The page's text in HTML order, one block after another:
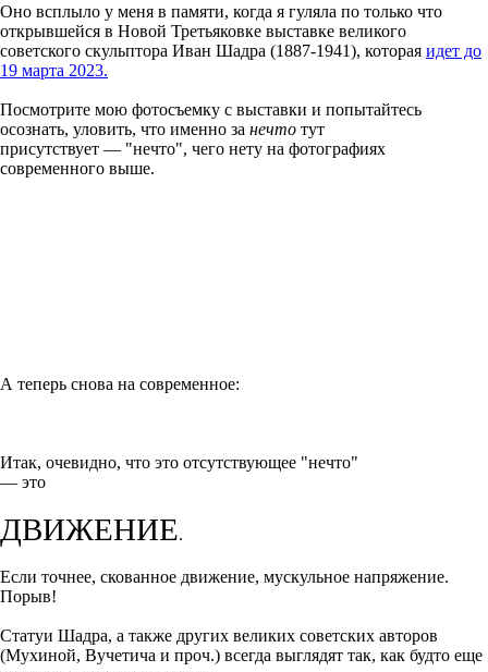
Оно всплыло у меня в памяти, когда я гуляла по только что
открывшейся в Новой Третьяковке выставке великого
советского скульптора Иван Шадра (1887-1941), которая идет до
19 марта 2023.
Посмотрите мою фотосъемку с выставки и попытайтесь
осознать, уловить, что именно за нечто тут
присутствует — "нечто", чего нету на фотографиях
современного выше.
А теперь снова на современное:
Итак, очевидно, что это отсутствующее "нечто"
— это
ДВИЖЕНИЕ.
Если точнее, скованное движение, мускульное напряжение.
Порыв!
Статуи Шадра, а также других великих советских авторов
(Мухиной, Вучетича и проч.) всегда выглядят так, как будто еще